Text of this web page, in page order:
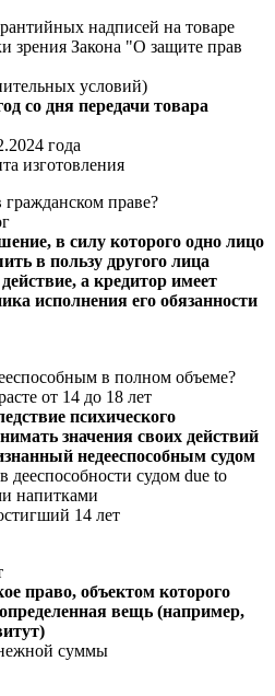
надписей на товаре
зрения Закона "О защите прав
условий)
со дня передачи товара
года
изготовления
гражданском праве?
в силу которого одно лицо
в пользу другого лица
а кредитор имеет
исполнения его обязанности
в полном объеме?
от 14 до 18 лет
психического
значения своих действий
недееспособным судом
судом due to
напитками
14 лет
право, объектом которого
вещь (например,
суммы